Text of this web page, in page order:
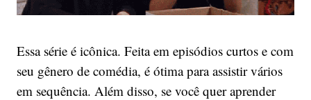
Essa série é icônica. Feita em episódios curtos e com
seu gênero de comédia, é ótima para assistir vários
em sequência. Além disso, se você quer aprender